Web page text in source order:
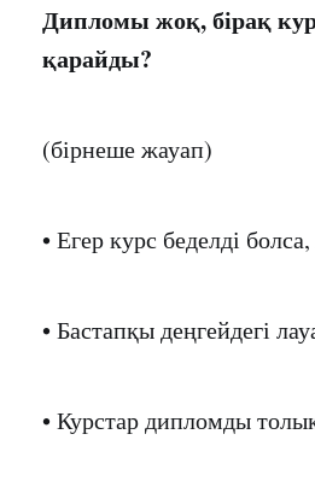
Дипломы жоқ, бірақ
қарайды?
(бірнеше жауап)
• Егер курс беделді
• Бастапқы деңгейдегі
• Курстар дипломды